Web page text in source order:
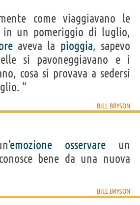
come viaggiavano le
in un pomeriggio di luglio,
aveva la pioggia, sapevo
si pavoneggiavano e i
cosa si provava a sedersi
”
BILL BRYSON
emozione osservare un
bene da una nuova
BILL BRYSON